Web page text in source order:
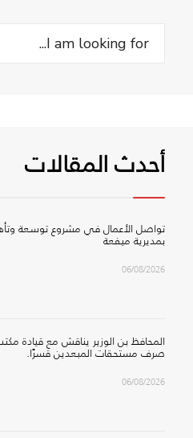
Search
أحدث المقالات
تواصل الأعمال في مشروع توسعة
بمديرية ميفعة
06/08/2026
المحافظ بن الوزير يناقش مع قيادة
صرف مستحقات المبعدين قسرًا.
06/08/2026